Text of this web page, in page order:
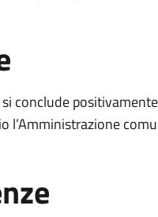
conclude
l’Amministrazione